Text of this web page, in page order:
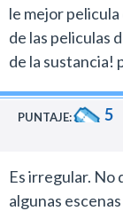
le mejor
de las peliculas
de la sustancia!
PUNTAJE: 5
Es irregular. No
algunas